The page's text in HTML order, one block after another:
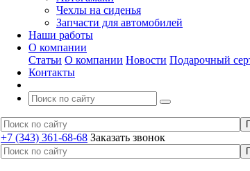
Чехлы на сиденья
Запчасти для автомобилей
Наши работы
О компании
Статьи О компании Новости Подарочный
Контакты
+7 (343) 361-68-68 Заказать звонок